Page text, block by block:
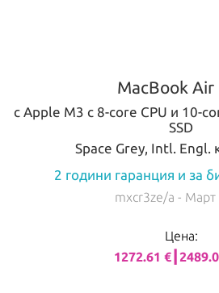
MacBook Air
с Apple M3 с 8-core CPU и 10-
SSD
Space Grey, Intl. Engl.
2 години гаранция и за
mxcr3ze/a - Март
Цена:
1272.61